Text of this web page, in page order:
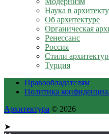
Наука в
Об архитектуре
Органическая
Ренессанс
Россия
Стили
Турция
Правообладателям
Политика
Архитектура © 2026
➤